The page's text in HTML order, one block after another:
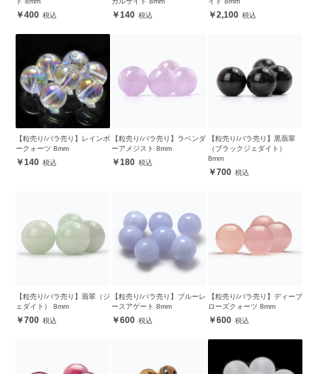
400 140 2,100
【粒売り/バラ売り】レインボ
ークォーツ 8mm
140
【粒売り/バラ売り】ラベンダ
ーアメジスト 8mm
180
【粒売り/バラ売り】黒翡翠
（ブラックジェダイト）
8mm
700
【粒売り/バラ売り】翡翠（ジ
ェダイト） 8mm
700
【粒売り/バラ売り】ブルーレ
ースアゲート 8mm
600
【粒売り/バラ売り】ディープ
ローズクォーツ 8mm
600